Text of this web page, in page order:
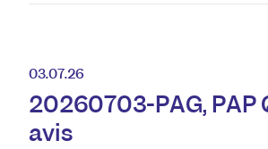
03.07.26
20260703-PAG, PAP
avis